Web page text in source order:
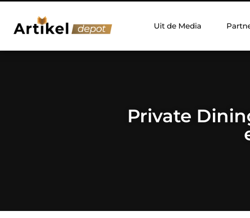
Uit de Media
Private